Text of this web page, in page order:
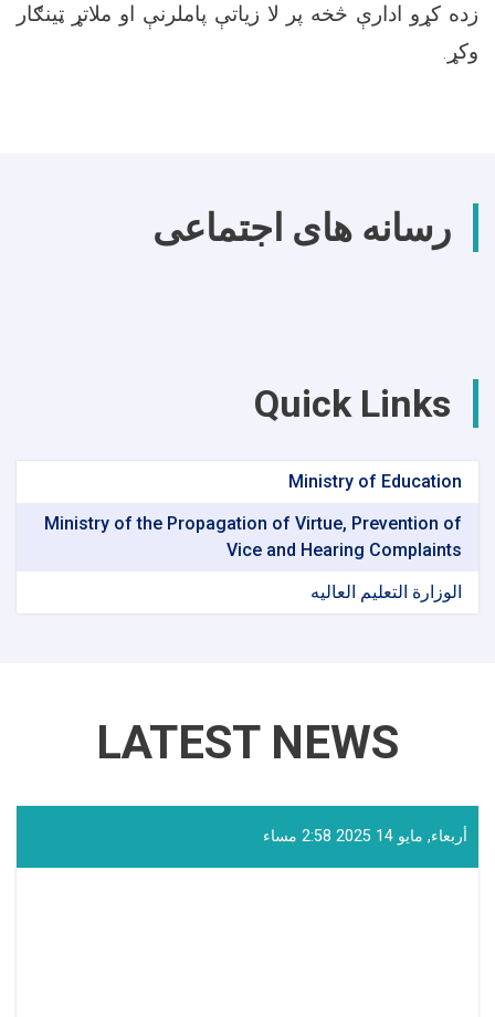
زده کړو ادارې څخه پر لا زیاتې پاملرنې او ملاتړ ټینګار
وکړ.
رسانه های اجتماعی
Quick Links
Ministry of Education
Ministry of the Propagation of Virtue, Prevention of
Vice and Hearing Complaints
الوزارة التعلیم العالیه
LATEST NEWS
أربعاء, مايو 14 2025 2:58 مساء